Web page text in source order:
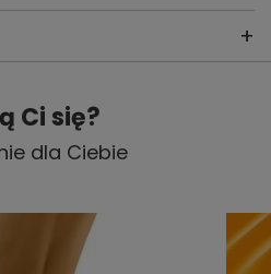
Kanikani
biały,czarny
Wol-Bar
opinię
ocena:
Ci się?
dla Ciebie